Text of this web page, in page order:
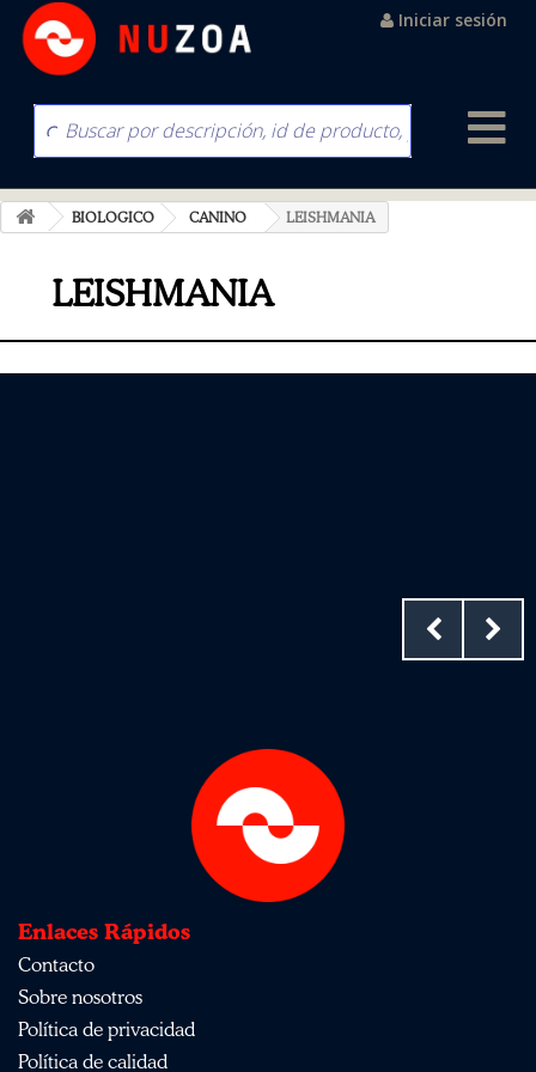
Iniciar sesión
BIOLOGICO CANINO LEISHMANIA
LEISHMANIA
Enlaces Rápidos
Contacto
Sobre nosotros
Política de privacidad
Política de calidad